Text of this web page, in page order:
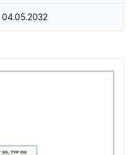
04.05.2032